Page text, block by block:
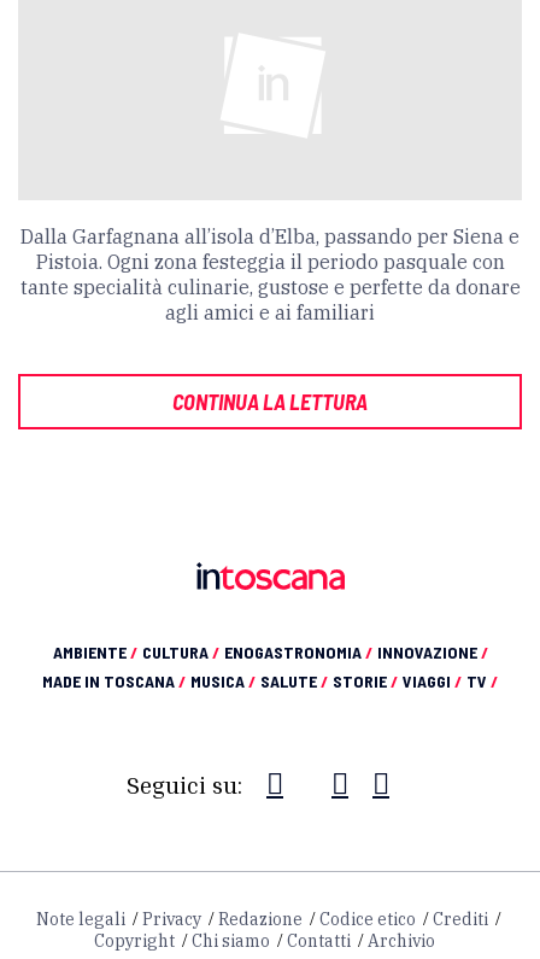
Dalla Garfagnana all’isola d’Elba, passando per Siena e
Pistoia. Ogni zona festeggia il periodo pasquale con
tante specialità culinarie, gustose e perfette da donare
agli amici e ai familiari
CONTINUA LA LETTURA
AMBIENTE/ CULTURA/ ENOGASTRONOMIA/ INNOVAZIONE/
MADE IN TOSCANA/ MUSICA/ SALUTE/ STORIE/ VIAGGI / TV /
Seguici su:
Note legali Privacy Redazione Codice etico
Crediti
Copyright
Chi siamo Contatti Archivio